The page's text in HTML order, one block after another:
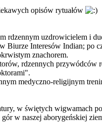
opisów rytuałów
rdzennym uzdrowicielem i
Interesów Indian; po
znachorem.
rdzennych
medyczno-religijnym
w świętych wigwamach
w naszej aborygeńskiej